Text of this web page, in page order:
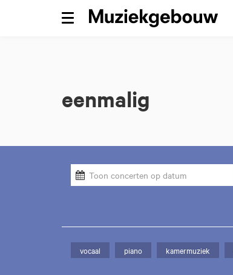
Menu
eenmalig
vocaal piano kamermuziek